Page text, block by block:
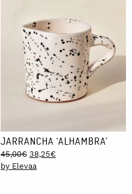
JARRANCHA ‘ALHAMBRA’
45,00€ Original
price
38,25€Current
by Elevaa